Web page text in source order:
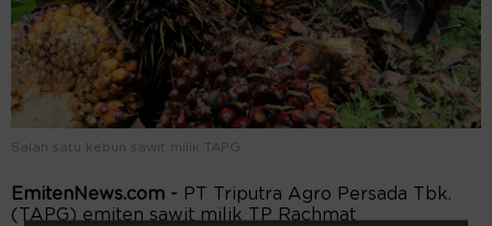
Salah satu kebun sawit milik TAPG.
EmitenNews.com - PT Triputra Agro Persada Tbk.
(TAPG) emiten sawit milik TP Rachmat